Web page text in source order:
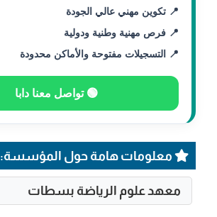
📍 تكوين مهني عالي الجودة
📍 فرص مهنية وطنية ودولية
📍 التسجيلات مفتوحة والأماكن محدودة
🟢 تواصل معنا دابا
معلومات هامة حول المؤسسة:
معهد علوم الرياضة بسطات